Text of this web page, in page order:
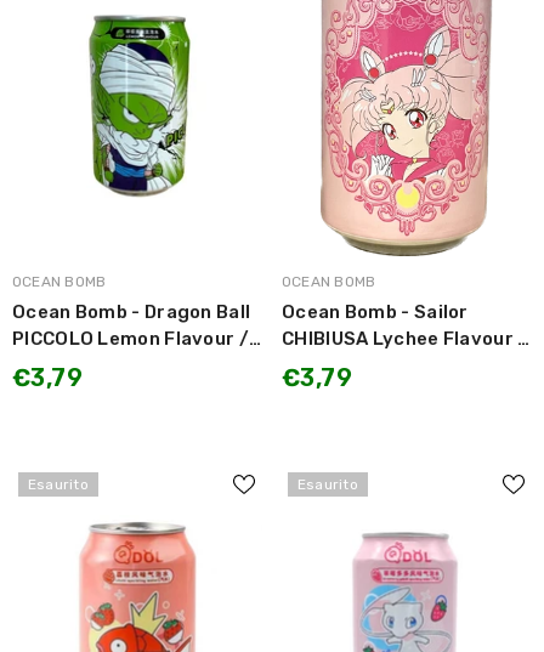
MARCA:
OCEAN BOMB
Ocean Bomb - Dragon Ball
PICCOLO Lemon Flavour /
Bevanda Gassata gusto
Limone 330ml
€3,79
MARCA:
OCEAN BOMB
Ocean Bomb - Sailor
CHIBIUSA Lychee Flavour /
Bevanda Gassata gusto
Litchi 330ml
€3,79
Esaurito Esaurito